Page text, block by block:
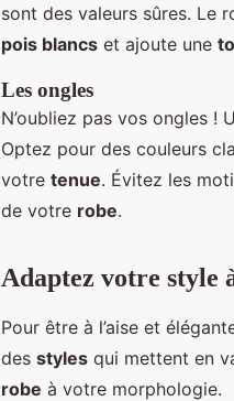
sont des valeurs sûres. Le
pois blancs et ajoute une
Les ongles
N’oubliez pas vos ongles !
Optez pour des couleurs
votre tenue. Évitez les
de votre robe.
Adaptez votre style
Pour être à l’aise et
des styles qui mettent en
robe à votre morphologie.